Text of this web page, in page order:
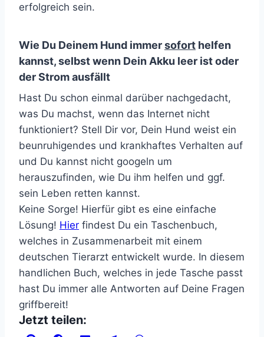
erfolgreich sein.
Wie Du Deinem Hund immersofort helfen
kannst, selbst wenn Dein Akku leer ist oder
der Strom ausfällt
Hast Du schon einmal darüber nachgedacht,
was Du machst, wenn das Internet nicht
funktioniert? Stell Dir vor, Dein Hund weist ein
beunruhigendes und krankhaftes Verhalten auf
und Du kannst nicht googeln um
herauszufinden, wie Du ihm helfen und ggf.
sein Leben retten kannst.
Keine Sorge! Hierfür gibt es eine einfache
Lösung! Hier findest Du ein Taschenbuch,
welches in Zusammenarbeit mit einem
deutschen Tierarzt entwickelt wurde. In diesem
handlichen Buch, welches in jede Tasche passt
hast Du immer alle Antworten auf Deine Fragen
griffbereit!
Jetzt teilen: